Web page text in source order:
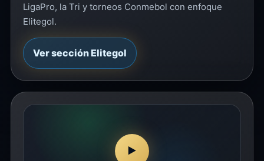
LigaPro, la Tri y torneos Conmebol con enfoque
Elitegol.
Ver sección Elitegol
▶